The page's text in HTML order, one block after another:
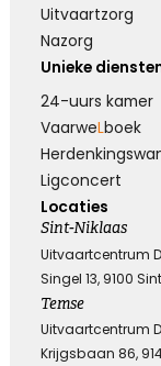
Uitvaartzorg
Nazorg
Unieke
24-uurs kamer
VaarweLboek
Ligconcert
Locaties
Sint-Niklaas
Uitvaartcentrum
Singel 13, 9100
Temse
Uitvaartcentrum
Krijgsbaan 86,